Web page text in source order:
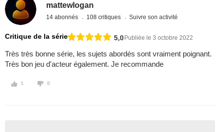
mattewlogan
14 abonnés 108 critiques Suivre son activité
Critique de la série 5,0Publiée le 3 octobre 2022
Très très bonne série, les sujets abordés sont vraiment poignant.
Très bon jeu d'acteur également. Je recommande
1 0